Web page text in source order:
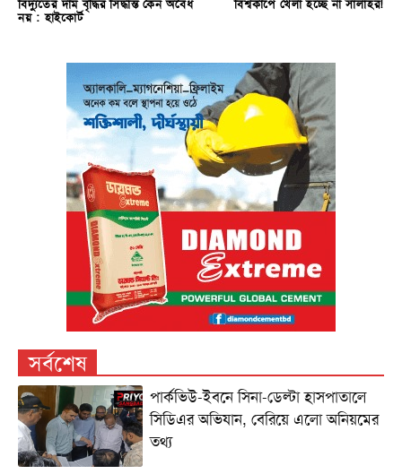
বিদ্যুতের দাম বৃদ্ধির সিদ্ধান্ত কেন অবৈধ
নয় : হাইকোর্ট
বিশ্বকাপে খেলা হচ্ছে না সালাহর!
সর্বশেষ
পার্কভিউ-ইবনে সিনা-ডেল্টা হাসপাতালে
সিডিএর অভিযান, বেরিয়ে এলো অনিয়মের
তথ্য